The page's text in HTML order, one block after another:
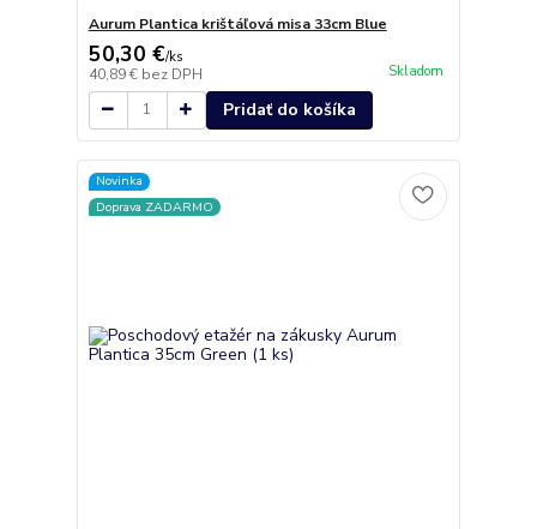
Aurum Plantica krištáľová misa 33cm Blue
50,30 €/ks
40,89 € bez DPH Skladom
Pridať do košíka
Novinka
Doprava ZADARMO